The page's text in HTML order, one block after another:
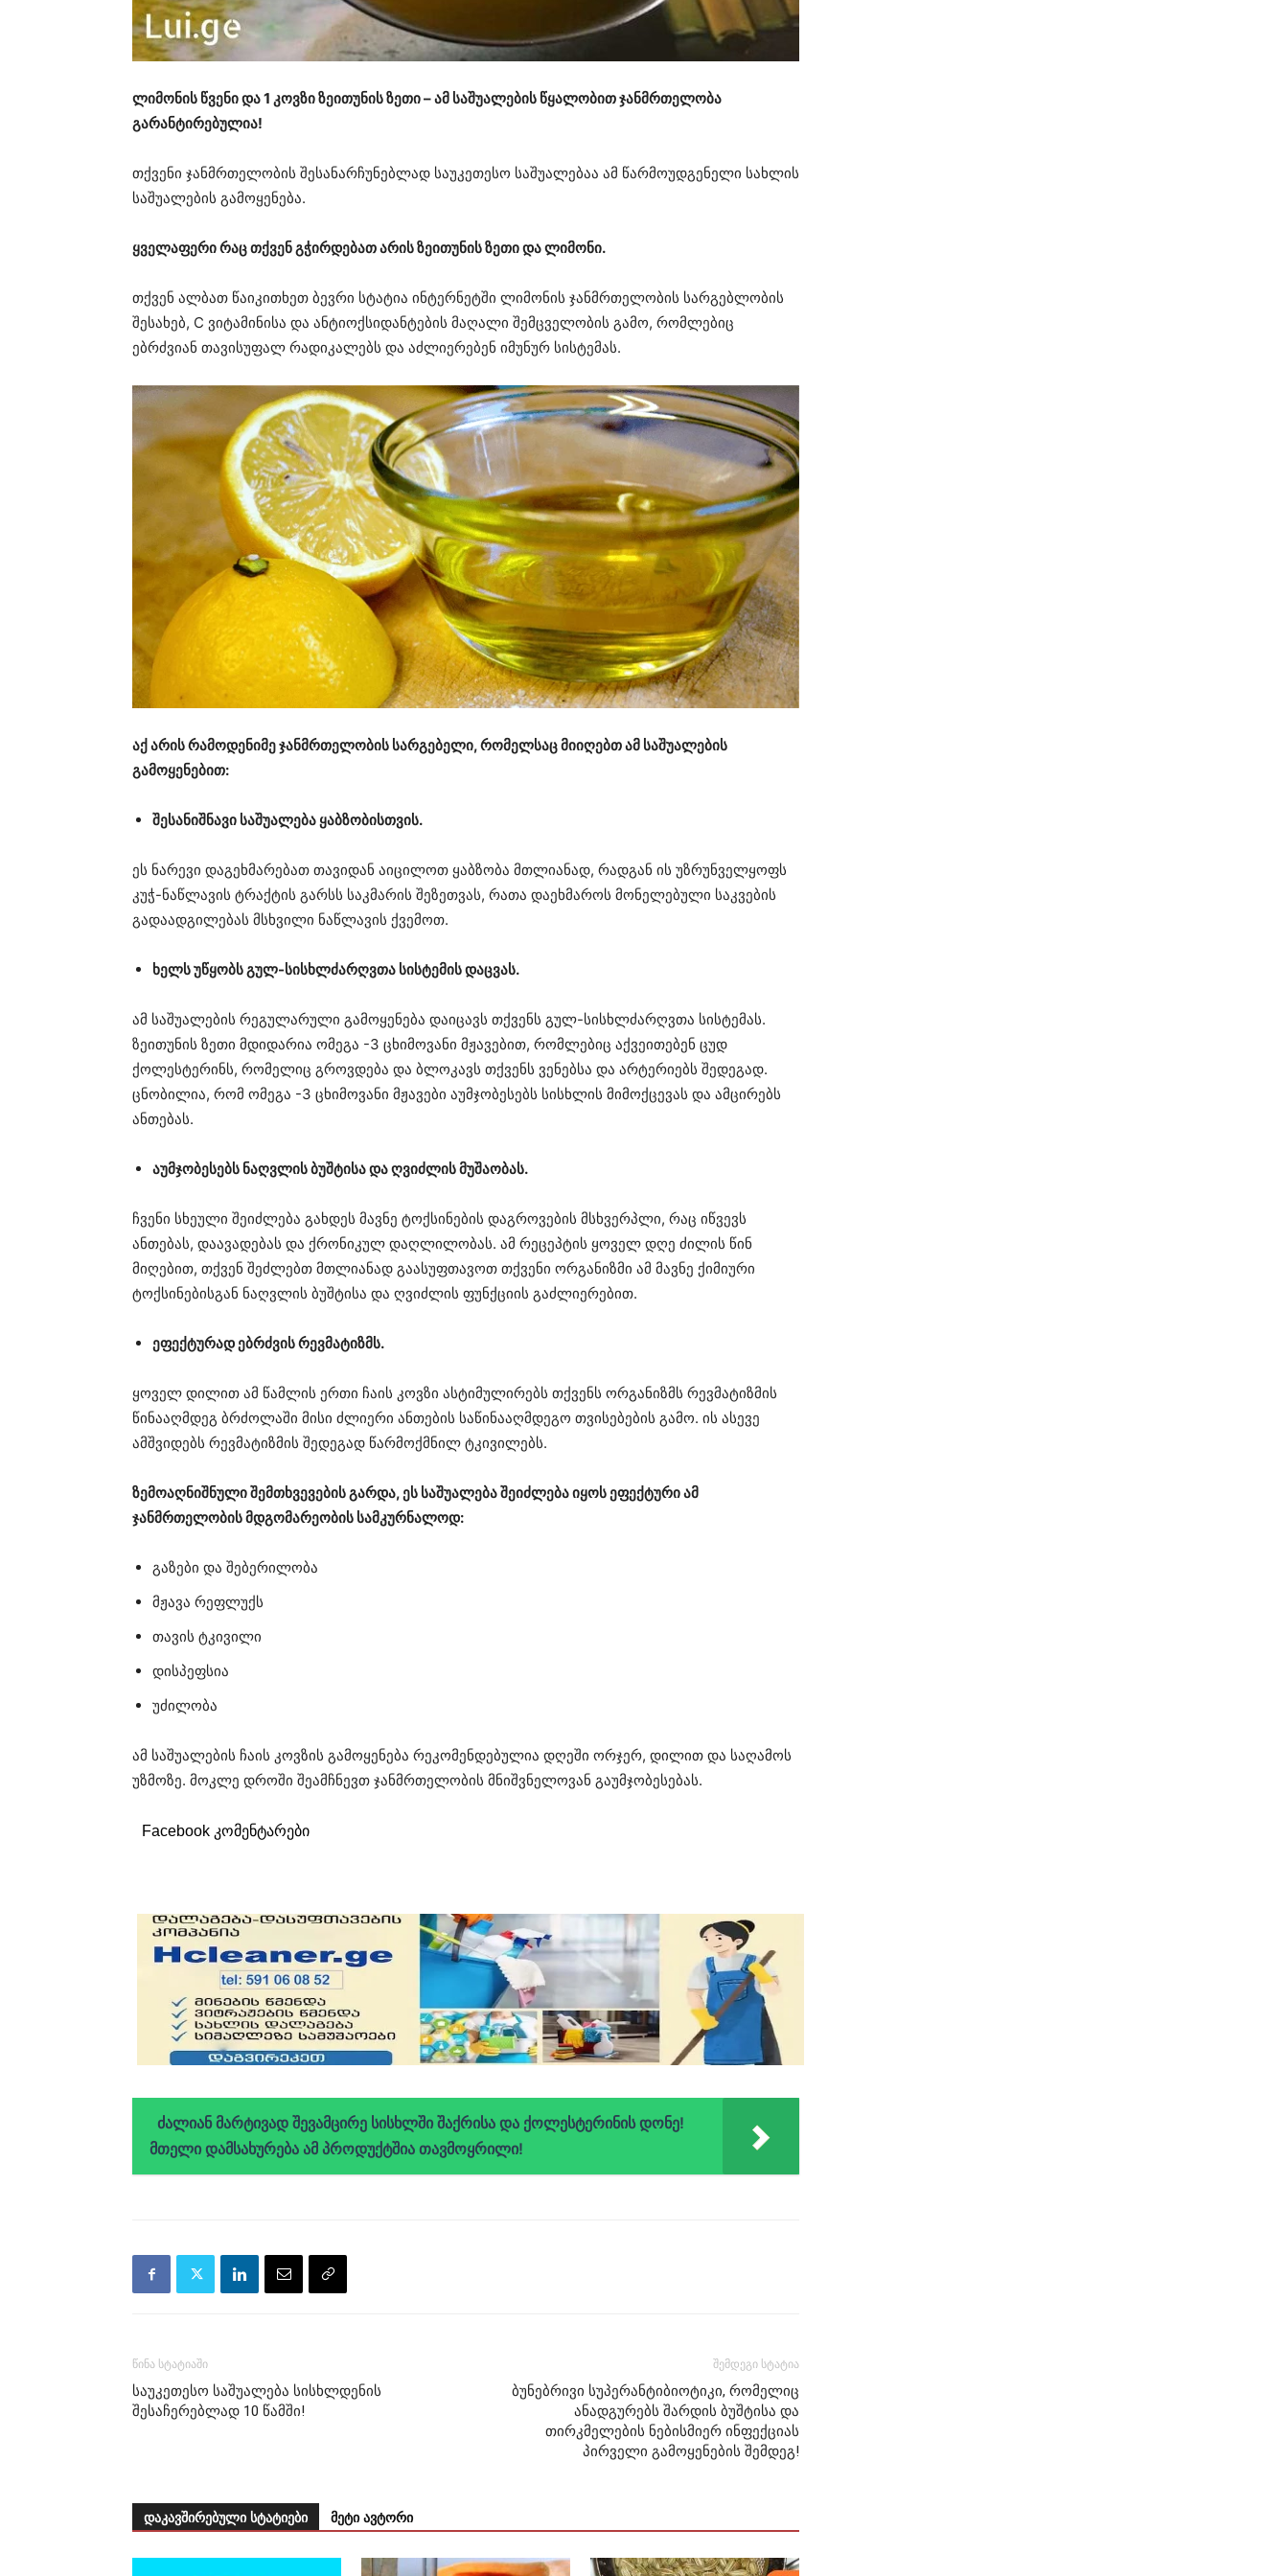
ლიმონის წვენი და 1 კოვზი ზეითუნის ზეთი – ამ საშუალების წყალობით ჯანმრთელობა
გარანტირებულია!
თქვენი ჯანმრთელობის შესანარჩუნებლად საუკეთესო საშუალებაა ამ წარმოუდგენელი სახლის
საშუალების გამოყენება.
ყველაფერი რაც თქვენ გჭირდებათ არის ზეითუნის ზეთი და ლიმონი.
თქვენ ალბათ წაიკითხეთ ბევრი სტატია ინტერნეტში ლიმონის ჯანმრთელობის სარგებლობის
შესახებ, C ვიტამინისა და ანტიოქსიდანტების მაღალი შემცველობის გამო, რომლებიც
ებრძვიან თავისუფალ რადიკალებს და აძლიერებენ იმუნურ სისტემას.
აქ არის რამოდენიმე ჯანმრთელობის სარგებელი, რომელსაც მიიღებთ ამ საშუალების
გამოყენებით:
შესანიშნავი საშუალება ყაბზობისთვის.
ეს ნარევი დაგეხმარებათ თავიდან აიცილოთ ყაბზობა მთლიანად, რადგან ის უზრუნველყოფს
კუჭ-ნაწლავის ტრაქტის გარსს საკმარის შეზეთვას, რათა დაეხმაროს მონელებული საკვების
გადაადგილებას მსხვილი ნაწლავის ქვემოთ.
ხელს უწყობს გულ-სისხლძარღვთა სისტემის დაცვას.
ამ საშუალების რეგულარული გამოყენება დაიცავს თქვენს გულ-სისხლძარღვთა სისტემას.
ზეითუნის ზეთი მდიდარია ომეგა -3 ცხიმოვანი მჟავებით, რომლებიც აქვეითებენ ცუდ
ქოლესტერინს, რომელიც გროვდება და ბლოკავს თქვენს ვენებსა და არტერიებს შედეგად.
ცნობილია, რომ ომეგა -3 ცხიმოვანი მჟავები აუმჯობესებს სისხლის მიმოქცევას და ამცირებს
ანთებას.
აუმჯობესებს ნაღვლის ბუშტისა და ღვიძლის მუშაობას.
ჩვენი სხეული შეიძლება გახდეს მავნე ტოქსინების დაგროვების მსხვერპლი, რაც იწვევს
ანთებას, დაავადებას და ქრონიკულ დაღლილობას. ამ რეცეპტის ყოველ დღე ძილის წინ
მიღებით, თქვენ შეძლებთ მთლიანად გაასუფთავოთ თქვენი ორგანიზმი ამ მავნე ქიმიური
ტოქსინებისგან ნაღვლის ბუშტისა და ღვიძლის ფუნქციის გაძლიერებით.
ეფექტურად ებრძვის რევმატიზმს.
ყოველ დილით ამ წამლის ერთი ჩაის კოვზი ასტიმულირებს თქვენს ორგანიზმს რევმატიზმის
წინააღმდეგ ბრძოლაში მისი ძლიერი ანთების საწინააღმდეგო თვისებების გამო. ის ასევე
ამშვიდებს რევმატიზმის შედეგად წარმოქმნილ ტკივილებს.
ზემოაღნიშნული შემთხვევების გარდა, ეს საშუალება შეიძლება იყოს ეფექტური ამ
ჯანმრთელობის მდგომარეობის სამკურნალოდ:
გაზები და შებერილობა
მჟავა რეფლუქს
თავის ტკივილი
დისპეფსია
უძილობა
ამ საშუალების ჩაის კოვზის გამოყენება რეკომენდებულია დღეში ორჯერ, დილით და საღამოს
უზმოზე. მოკლე დროში შეამჩნევთ ჯანმრთელობის მნიშვნელოვან გაუმჯობესებას.
Facebook კომენტარები
ძალიან მარტივად შევამცირე სისხლში შაქრისა და ქოლესტერინის დონე!
მთელი დამსახურება ამ პროდუქტშია თავმოყრილი!
წინა სტატიაში
საუკეთესო საშუალება სისხლდენის
შესაჩერებლად 10 წამში!
შემდეგი სტატია
ბუნებრივი სუპერანტიბიოტიკი, რომელიც
ანადგურებს შარდის ბუშტისა და
თირკმელების ნებისმიერ ინფექციას
პირველი გამოყენების შემდეგ!
დაკავშირებული სტატიები მეტი ავტორი